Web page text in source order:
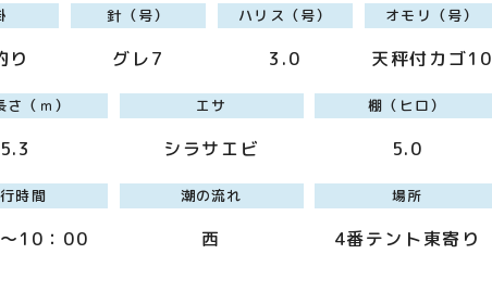
り
針（号）
グレ7
ハリス（号）
3.0
オモリ（号）
天秤付カゴ10
（ｍ）
5.3
エサ
シラサエビ
棚（ヒロ）
5.0
時間
10：00
潮の流れ
西
場所
4番テント東寄り